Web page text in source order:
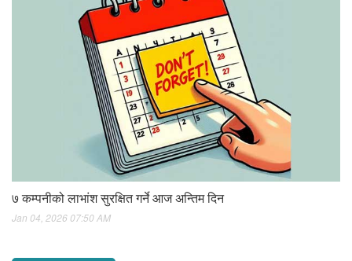
७ कम्पनीको लाभांश सुरक्षित गर्ने आज अन्तिम दिन
Jan 04, 2026 07:50 AM